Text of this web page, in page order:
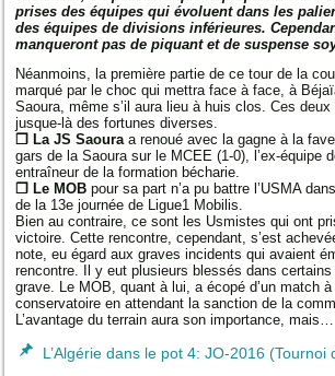
prises des équipes qui évoluent dans les
des équipes de divisions inférieures.
manqueront pas de piquant et de suspense
Néanmoins, la première partie de ce tour de la
marqué par le choc qui mettra face à face, à
Saoura, même s’il aura lieu à huis clos. Ces
jusque-là des fortunes diverses.
❒ La JS Saoura a renoué avec la gagne à la
gars de la Saoura sur le MCEE (1-0), l’ex-équipe
entraîneur de la formation bécharie.
❒ Le MOB pour sa part n’a pu battre l’USMA
de la 13e journée de Ligue1 Mobilis.
Bien au contraire, ce sont les Usmistes qui ont
victoire. Cette rencontre, cependant, s’est
note, eu égard aux graves incidents qui avaient
rencontre. Il y eut plusieurs blessés dans
grave. Le MOB, quant à lui, a écopé d’un match
conservatoire en attendant la sanction de la
L’avantage du terrain aura son importance, mais…
L’Algérie dans le pot 4: JO-2016 (Tournoi